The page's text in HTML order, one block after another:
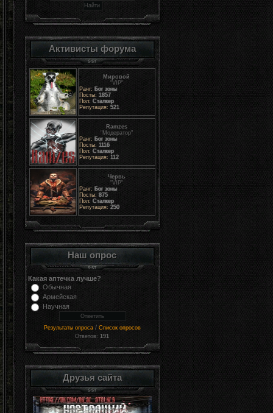
Активисты форума
Мировой
"VIP"
Ранг: Бог зоны
Посты: 1857
Пол: Сталкер
Репутация: 521
Ramzes
"Модератор"
Ранг: Бог зоны
Посты: 1116
Пол: Сталкер
Репутация: 112
Червь
"VIP"
Ранг: Бог зоны
Посты: 875
Пол: Сталкер
Репутация: 250
Наш опрос
Какая аптечка лучше?
Обычная
Армейская
Научная
Результаты опроса / Список опросов
Ответов:191
Друзья сайта